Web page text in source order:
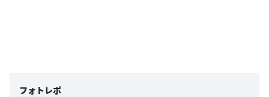
フォトレポ